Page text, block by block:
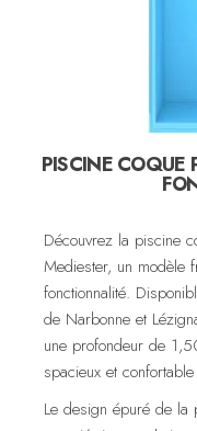
PISCINE COQUE
Découvrez la piscine
Mediester, un modèle
fonctionnalité.
de Narbonne et
une profondeur de
spacieux et
Le design épuré de la